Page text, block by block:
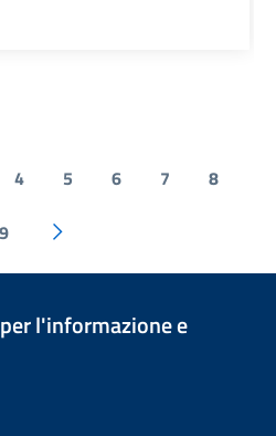
4 5 6 7 8
l'informazione e